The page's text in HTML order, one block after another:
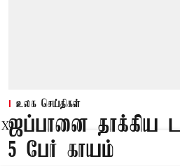
உலக செய்திகள்
ஜப்பானை தாக்கிய
5 பேர் காயம்
X